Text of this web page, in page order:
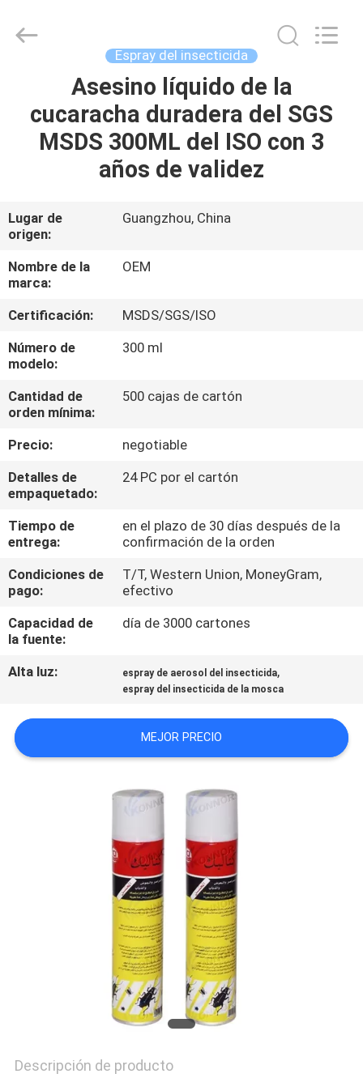
HOGAR
PRODUCTOS
NOSOTROS
VIAJE
DE
LA
FÁBRICA
CONTROL
CALIDAD
ÉNTRENOS
EN
CONTACTO
CON
PIDA
UNA
COMPANY
2016
Espray del insecticida
Asesino líquido de la
cucaracha duradera del SGS
MSDS 300ML del ISO con 3
años de validez
Lugar de
origen:
Guangzhou, China
Nombre de la
marca:
OEM
Certificación:
MSDS/SGS/ISO
Número de
modelo:
300 ml
Cantidad de
orden mínima:
500 cajas de cartón
Precio:
negotiable
Detalles de
empaquetado:
24 PC por el cartón
Tiempo de
entrega:
en el plazo de 30 días después de la
confirmación de la orden
Condiciones de
pago:
T/T, Western Union, MoneyGram,
efectivo
Capacidad de
la fuente:
día de 3000 cartones
Alta luz: espray de aerosol del insecticida,
espray del insecticida de la mosca
MEJOR PRECIO
Descripción de producto